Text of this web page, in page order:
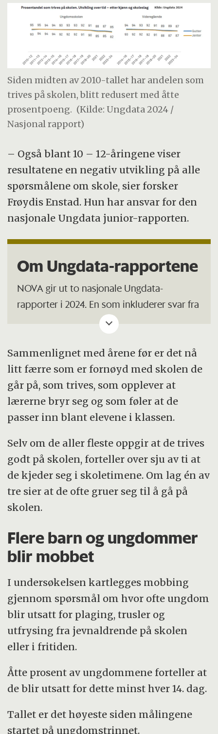
Siden midten av 2010-tallet har andelen som
trives på skolen, blitt redusert med åtte
prosentpoeng. (Kilde: Ungdata 2024 /
Nasjonal rapport)
– Også blant 10 – 12-åringene viser
resultatene en negativ utvikling på alle
spørsmålene om skole, sier forsker
Frøydis Enstad. Hun har ansvar for den
nasjonale Ungdata junior-rapporten.
Om Ungdata-rapportene
NOVA gir ut to nasjonale Ungdata-
rapporter i 2024. En som inkluderer svar fra
150 000 ungdommer fra 8. klasse til og
med 3. klasse i videregående, og Ungdata
junior, som inneholder svar fra vel 64 000
barn mellom 10 og 12 år (5.–7. klasse).
Sammenlignet med årene før er det nå
litt færre som er fornøyd med skolen de
går på, som trives, som opplever at
lærerne bryr seg og som føler at de
passer inn blant elevene i klassen.
Selv om de aller fleste oppgir at de trives
godt på skolen, forteller over sju av ti at
de kjeder seg i skoletimene. Om lag én av
tre sier at de ofte gruer seg til å gå på
skolen.
Flere barn og ungdommer
blir mobbet
I undersøkelsen kartlegges mobbing
gjennom spørsmål om hvor ofte ungdom
blir utsatt for plaging, trusler og
utfrysing fra jevnaldrende på skolen
eller i fritiden.
Åtte prosent av ungdommene forteller at
de blir utsatt for dette minst hver 14. dag.
Tallet er det høyeste siden målingene
startet på ungdomstrinnet.